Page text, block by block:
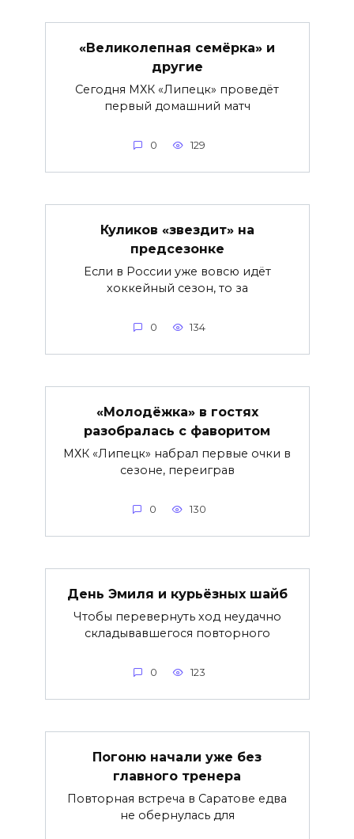
«Великолепная семёрка» и
другие
Сегодня МХК «Липецк» проведёт
первый домашний матч
0 129
Куликов «звездит» на
предсезонке
Если в России уже вовсю идёт
хоккейный сезон, то за
0 134
«Молодёжка» в гостях
разобралась с фаворитом
МХК «Липецк» набрал первые очки в
сезоне, переиграв
0 130
День Эмиля и курьёзных шайб
Чтобы перевернуть ход неудачно
складывавшегося повторного
0 123
Погоню начали уже без
главного тренера
Повторная встреча в Саратове едва
не обернулась для